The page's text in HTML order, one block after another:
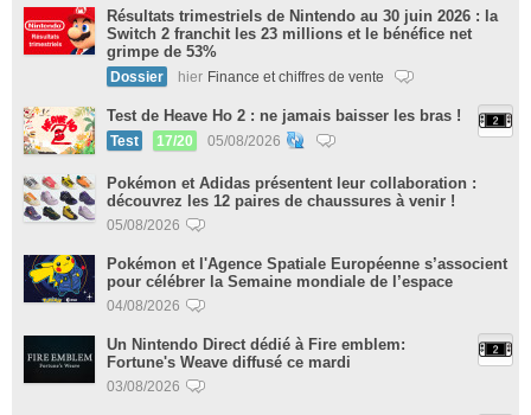
Résultats trimestriels de Nintendo au 30 juin 2026 : la
Switch 2 franchit les 23 millions et le bénéfice net
grimpe de 53%
Dossier hier Finance et chiffres de vente
Test de Heave Ho 2 : ne jamais baisser les bras !
Test 17/20 05/08/2026
Pokémon et Adidas présentent leur collaboration :
découvrez les 12 paires de chaussures à venir !
05/08/2026
Pokémon et l'Agence Spatiale Européenne s’associent
pour célébrer la Semaine mondiale de l’espace
04/08/2026
Un Nintendo Direct dédié à Fire emblem:
Fortune's Weave diffusé ce mardi
03/08/2026